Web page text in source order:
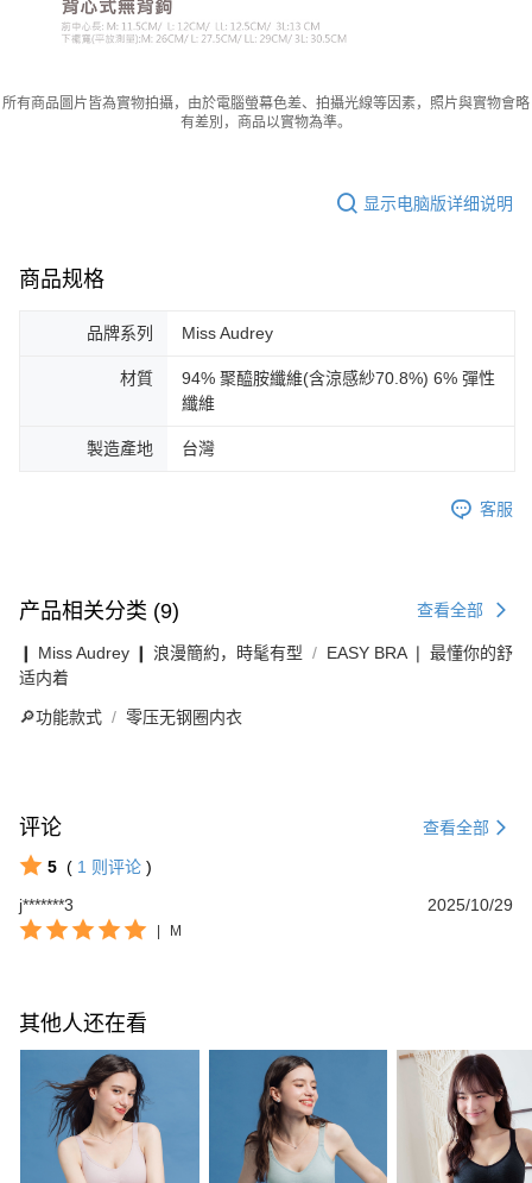
所有商品圖片皆為實物拍攝，由於電腦螢幕色差、拍攝光線等因素，照片與實物會略
有差別，商品以實物為準。
显示电脑版详细说明
商品规格
品牌系列 Miss Audrey
材質
94% 聚醯胺纖維(含涼感紗70.8%) 6% 彈性
纖維
製造產地 台灣
客服
产品相关分类 (9) 查看全部
❙ Miss Audrey ❙ 浪漫簡約，時髦有型
EASY BRA ❘ 最懂你的舒
适内着
🔎功能款式 零压无钢圈内衣
评论 查看全部
5 ( 1 则评论 )
j*******3
2025/10/29
M
其他人还在看